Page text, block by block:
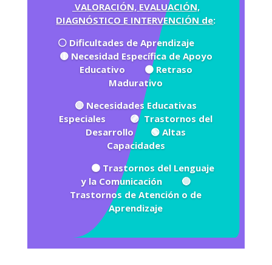
VALORACIÓN, EVALUACIÓN,
DIAGNÓSTICO E INTERVENCIÓN de:
⚪️ Dificultades de Aprendizaje
🟡 Necesidad Específica de Apoyo
Educativo 🟠 Retraso
Madurativo
🔴 Necesidades Educativas
Especiales 🟣 Trastornos del
Desarrollo 🟢 Altas
Capacidades
🟤 Trastornos del Lenguaje
y la Comunicación 🔵
Trastornos de Atención o de
Aprendizaje